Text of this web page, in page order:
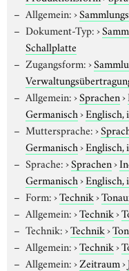
Allgemein:›
Dokument-Typ:›
Schallplatte
Zugangsform:›
Allgemein:›Sprachen›
Germanisch›Englisch,
Muttersprache:›
Germanisch›Englisch,
Sprache:›Sprachen›
Germanisch›Englisch,
Form:›Technik›
Allgemein:›Technik›
Technik:›Technik›
Allgemein:›Technik›
Allgemein:›Zeitraum›